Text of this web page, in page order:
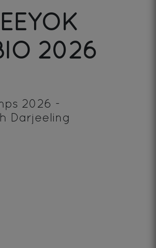
2026
2026 -
Darjeeling